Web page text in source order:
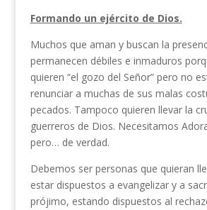
Formando un ejército de Dios.
Muchos que aman y buscan la
permanecen débiles e inmaduros
quieren “el gozo del Señor” pero no
renunciar a muchas de sus malas
pecados. Tampoco quieren llevar la
guerreros de Dios. Necesitamos
pero… de verdad.
Debemos ser personas que quieran
estar dispuestos a evangelizar y a
prójimo, estando dispuestos al